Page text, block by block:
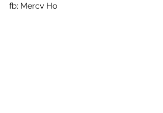
fb: Mercy Ho